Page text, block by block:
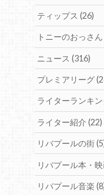
ティップス(26)
トニーのおっさ
ニュース(316)
プレミアリーグ
ライターランキ
ライター紹介(22)
リバプールの街
リバプール本・
リバプール音楽